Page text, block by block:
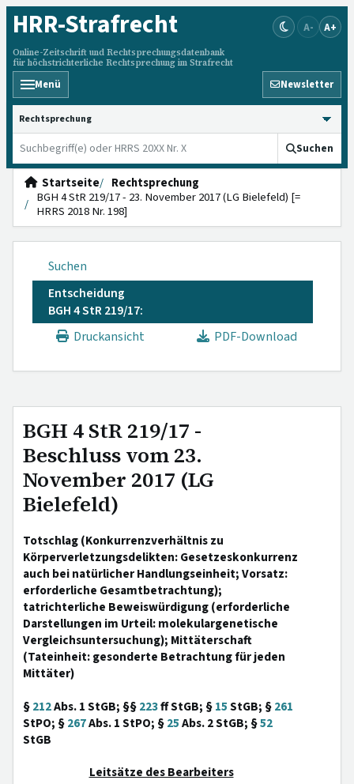
HRR-Strafrecht
Online-Zeitschrift und Rechtsprechungsdatenbank
für höchstrichterliche Rechtsprechung im Strafrecht
A- A+
Menü Newsletter
HRRS durchsuchen
Suchen
Startseite
Rechtsprechung
BGH 4 StR 219/17 - 23. November 2017 (LG Bielefeld) [=
HRRS 2018 Nr. 198]
Suchen
Entscheidung
BGH 4 StR 219/17:
Druckansicht
PDF-Download
BGH 4 StR 219/17 -
Beschluss vom 23.
November 2017 (LG
Bielefeld)
Totschlag (Konkurrenzverhältnis zu
Körperverletzungsdelikten: Gesetzeskonkurrenz
auch bei natürlicher Handlungseinheit; Vorsatz:
erforderliche Gesamtbetrachtung);
tatrichterliche Beweiswürdigung (erforderliche
Darstellungen im Urteil: molekulargenetische
Vergleichsuntersuchung); Mittäterschaft
(Tateinheit: gesonderte Betrachtung für jeden
Mittäter)
§212Abs. 1 StGB; §§223ff StGB; §15StGB; §261
StPO; §267Abs. 1 StPO; §25Abs. 2 StGB; §52
StGB
Leitsätze des Bearbeiters